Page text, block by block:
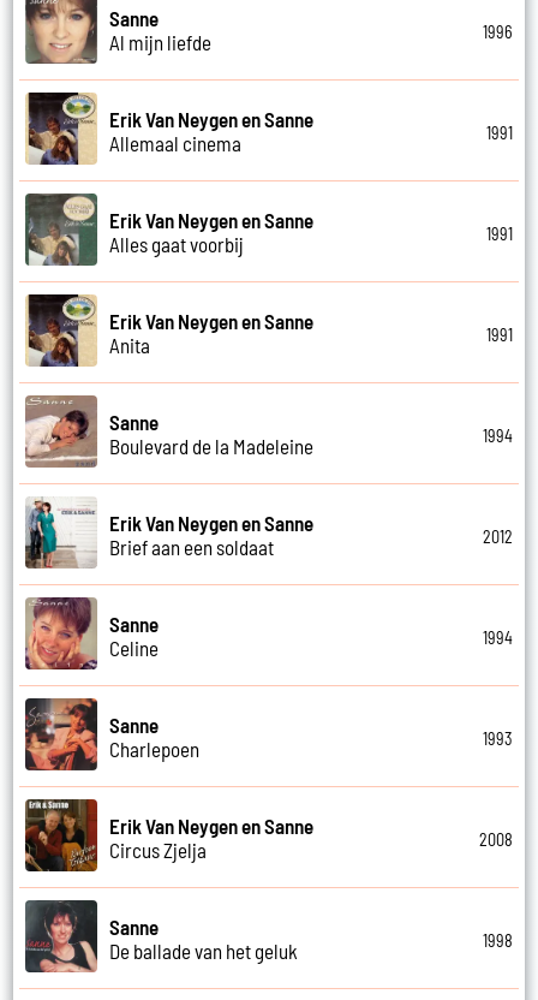
Sanne
Al mijn liefde
1996
Erik Van Neygen en Sanne
Allemaal cinema
1991
Erik Van Neygen en Sanne
Alles gaat voorbij
1991
Erik Van Neygen en Sanne
Anita
1991
Sanne
Boulevard de la Madeleine
1994
Erik Van Neygen en Sanne
Brief aan een soldaat
2012
Sanne
Celine
1994
Sanne
Charlepoen
1993
Erik Van Neygen en Sanne
Circus Zjelja
2008
Sanne
De ballade van het geluk
1998